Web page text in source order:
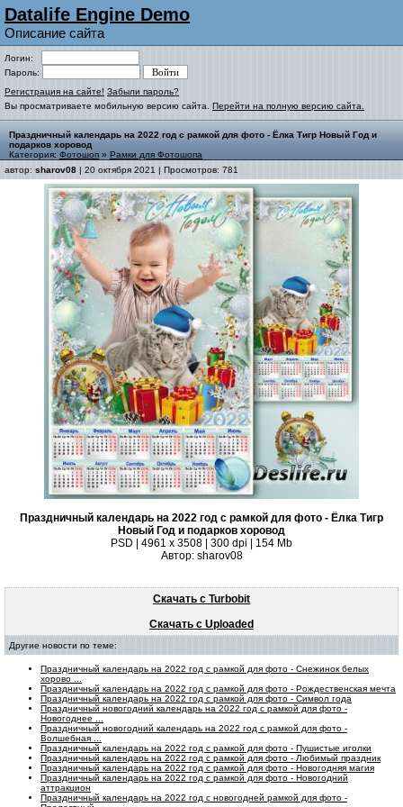
Datalife Engine Demo
Описание сайта
Логин:
Пароль:
Регистрация на сайте! Забыли пароль?
Вы просматриваете мобильную версию сайта. Перейти на полную версию сайта.
Праздничный календарь на 2022 год с рамкой для фото - Ёлка Тигр Новый Год и
подарков хоровод
Категория: Фотошоп » Рамки для Фотошопа
автор: sharov08 | 20 октября 2021 | Просмотров: 781
Праздничный календарь на 2022 год с рамкой для фото - Ёлка Тигр
Новый Год и подарков хоровод
PSD | 4961 х 3508 | 300 dpi | 154 Mb
Автор: sharov08
Скачать с Turbobit
Скачать с Uploaded
Другие новости по теме:
Праздничный календарь на 2022 год с рамкой для фото - Снежинок белых
хорово ...
Праздничный календарь на 2022 год с рамкой для фото - Рождественская мечта
Праздничный календарь на 2022 год с рамкой для фото - Символ года
Праздничный новогодний календарь на 2022 год с рамкой для фото -
Новогоднее ...
Праздничный новогодний календарь на 2022 год с рамкой для фото -
Волшебная ...
Праздничный календарь на 2022 год с рамкой для фото - Пушистые иголки
Праздничный календарь на 2022 год с рамкой для фото - Любимый праздник
Праздничный календарь на 2022 год с рамкой для фото - Новогодняя магия
Праздничный календарь на 2022 год с рамкой для фото - Новогодний
аттракцион
Праздничный календарь на 2022 год с новогодней рамкой для фото -